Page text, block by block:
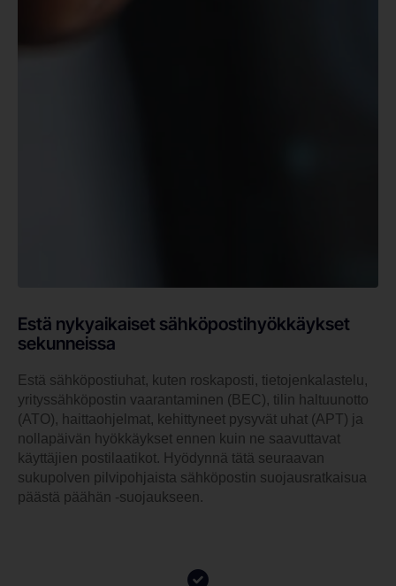
Estä nykyaikaiset sähköpostihyökkäykset
sekunneissa
Estä sähköpostiuhat, kuten roskaposti, tietojenkalastelu,
yrityssähköpostin vaarantaminen (BEC), tilin haltuunotto
(ATO), haittaohjelmat, kehittyneet pysyvät uhat (APT) ja
nollapäivän hyökkäykset ennen kuin ne saavuttavat
käyttäjien postilaatikot. Hyödynnä tätä seuraavan
sukupolven pilvipohjaista sähköpostin suojausratkaisua
päästä päähän -suojaukseen.